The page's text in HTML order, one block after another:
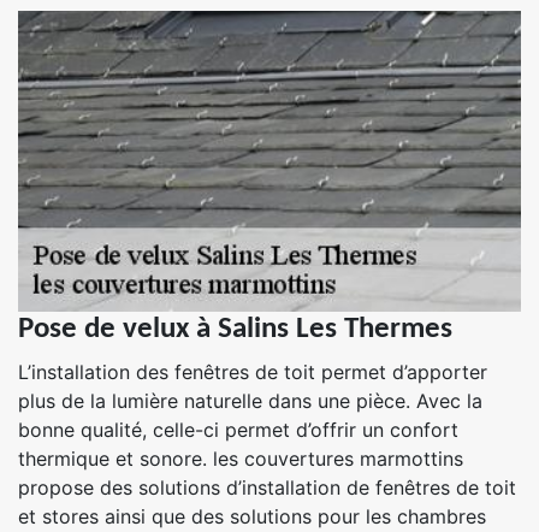
Pose de velux à Salins Les Thermes
L’installation des fenêtres de toit permet d’apporter
plus de la lumière naturelle dans une pièce. Avec la
bonne qualité, celle-ci permet d’offrir un confort
thermique et sonore. les couvertures marmottins
propose des solutions d’installation de fenêtres de toit
et stores ainsi que des solutions pour les chambres